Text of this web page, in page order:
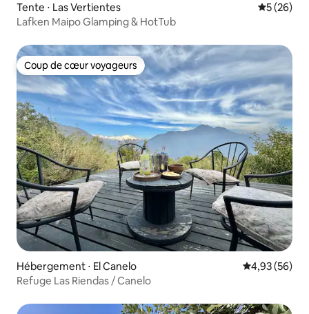
Tente ⋅ Las Vertientes
5 (26)
Lafken Maipo Glamping & HotTub
Coup de cœur voyageurs
Coup de cœur voyageurs
Hébergement ⋅ El Canelo Évaluation
4,93 (56)
Refuge Las Riendas / Canelo